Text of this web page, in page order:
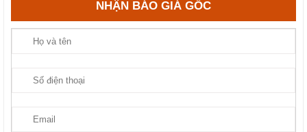
NHẬN BÁO GIÁ GỐC